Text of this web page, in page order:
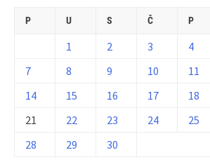
P U S Č P
1 2 3 4
7
8 9 10 11
14
15 16 17 18
21
22 23 24 25
28
29 30